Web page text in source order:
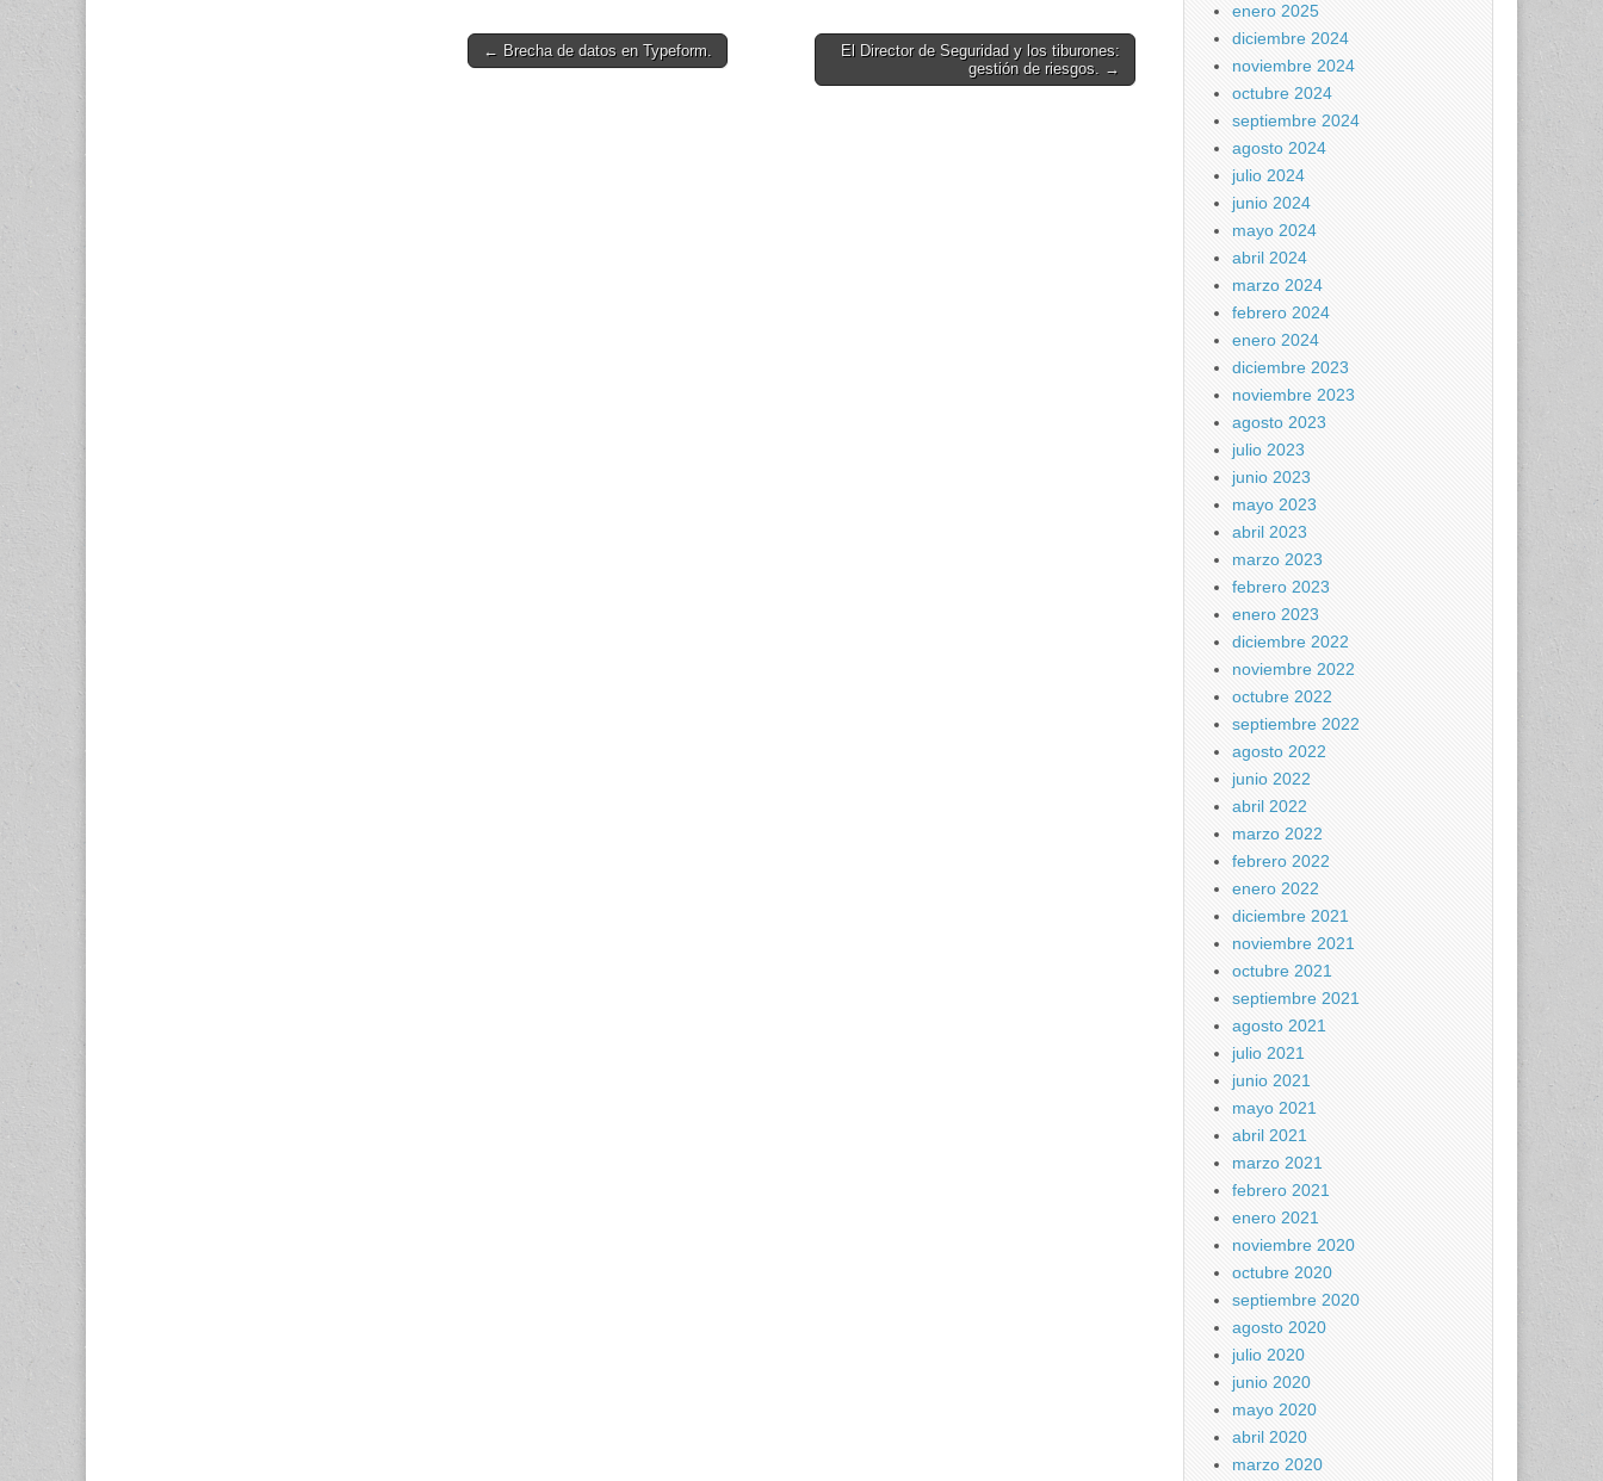
Post← Brecha de datos en Typeform.
El Director de Seguridad y los tiburones:
gestión de riesgos. →
enero 2025
diciembre 2024
noviembre 2024
octubre 2024
septiembre 2024
agosto 2024
julio 2024
junio 2024
mayo 2024
abril 2024
marzo 2024
febrero 2024
enero 2024
diciembre 2023
noviembre 2023
agosto 2023
julio 2023
junio 2023
mayo 2023
abril 2023
marzo 2023
febrero 2023
enero 2023
diciembre 2022
noviembre 2022
octubre 2022
septiembre 2022
agosto 2022
junio 2022
abril 2022
marzo 2022
febrero 2022
enero 2022
diciembre 2021
noviembre 2021
octubre 2021
septiembre 2021
agosto 2021
julio 2021
junio 2021
mayo 2021
abril 2021
marzo 2021
febrero 2021
enero 2021
noviembre 2020
octubre 2020
septiembre 2020
agosto 2020
julio 2020
junio 2020
mayo 2020
abril 2020
marzo 2020